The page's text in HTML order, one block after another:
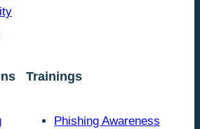
Trainings
Phishing Awareness